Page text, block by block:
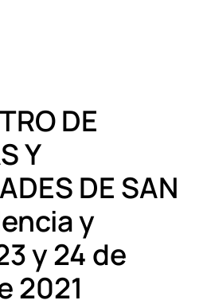
DE
Y
DE SAN
y
y 24 de
2021